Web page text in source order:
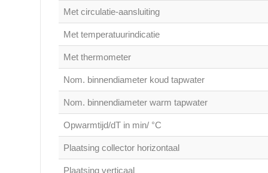
Met circulatie-aansluiting
Met temperatuurindicatie
Met thermometer
Nom. binnendiameter koud tapwater
Nom. binnendiameter warm tapwater
Opwarmtijd/dT in min/ °C
Plaatsing collector horizontaal
Plaatsing verticaal